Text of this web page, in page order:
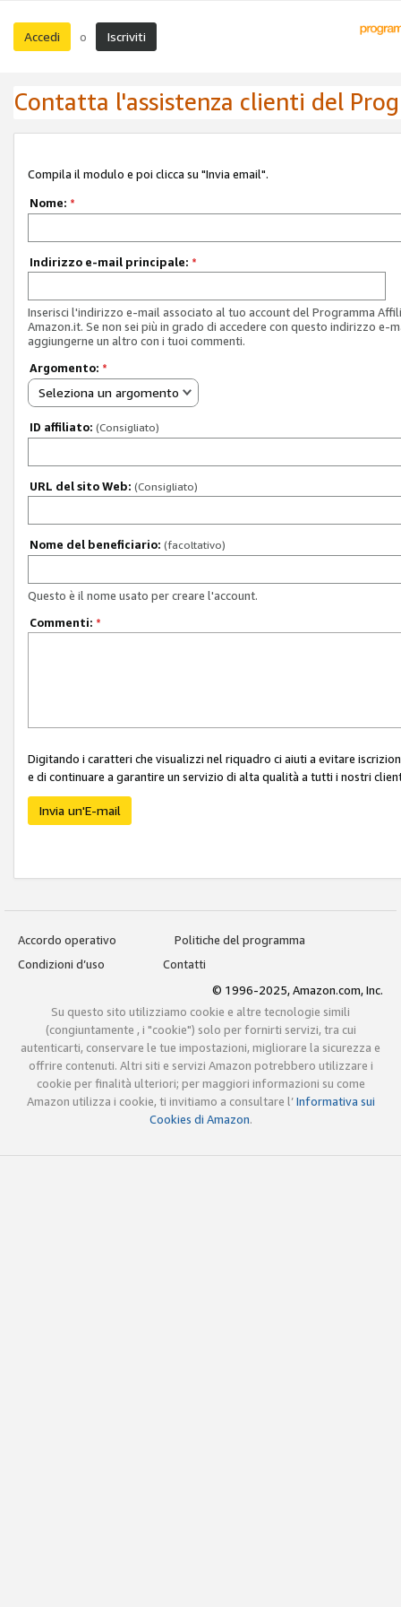
Accedi o Iscriviti
Contatta l'assistenza clienti del
Compila il modulo e poi clicca su "Invia email".
Nome: *
Indirizzo e-mail principale: *
Inserisci l'indirizzo e-mail associato al tuo account del Programma
Amazon.it. Se non sei più in grado di accedere con questo indirizzo e-
aggiungerne un altro con i tuoi commenti.
Argomento: *
Seleziona un argomento
ID affiliato: (Consigliato)
URL del sito Web: (Consigliato)
Nome del beneficiario: (facoltativo)
Questo è il nome usato per creare l'account.
Commenti: *
Digitando i caratteri che visualizzi nel riquadro ci aiuti a evitare
e di continuare a garantire un servizio di alta qualità a tutti i nostri
Invia un'E-mail
Accordo operativo
Politiche del programma
Condizioni d’uso
Contatti
© 1996-2025, Amazon.com, Inc.
Su questo sito utilizziamo cookie e altre tecnologie simili
(congiuntamente , i "cookie") solo per fornirti servizi, tra cui
autenticarti, conservare le tue impostazioni, migliorare la sicurezza e
offrire contenuti. Altri siti e servizi Amazon potrebbero utilizzare i
cookie per finalità ulteriori; per maggiori informazioni su come
Amazon utilizza i cookie, ti invitiamo a consultare l’Informativa sui
Cookies di Amazon.